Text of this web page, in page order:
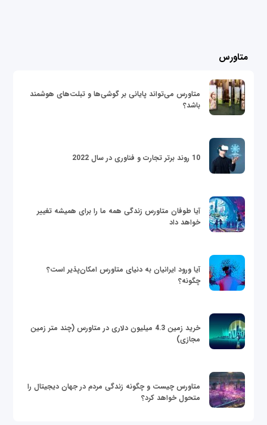
متاورس
متاورس می‌تواند پایانی بر گوشی‌ها و تبلت‌های هوشمند
باشد؟
10 روند برتر تجارت و فناوری در سال 2022
آیا طوفان متاورس زندگی همه ما را برای همیشه تغییر
خواهد داد
آیا ورود ایرانیان به دنیای متاورس امکان‌پذیر است؟
چگونه؟
خرید زمین 4.3 میلیون دلاری در متاورس (چند متر زمین
مجازی)
متاورس چیست و چگونه زندگی مردم در جهان دیجیتال را
متحول خواهد کرد؟